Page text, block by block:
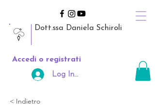
Dott.ssa Daniela Schiroli
Accedi o registrati
Log In Area Riservata
< Indietro